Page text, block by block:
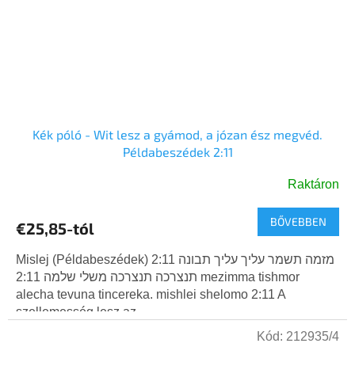
Kék póló - Wit lesz a gyámod, a józan ész megvéd.
Példabeszédek 2:11
átlagos
értékelése
5-
ből
5,0
csillag.
Raktáron
€25,85-tól BŐVEBBEN
Mislej (Példabeszédek) 2:11 מזמה תשמר עליך עליך תבונה
תנצרכה תנצרכה משלי שלמה 2:11 mezimma tishmor
alecha tevuna tincereka. mishlei shelomo 2:11 A
szellemesség lesz az...
Kód: 212935/4